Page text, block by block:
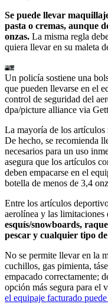
Se puede llevar
pasta o cremas, aunque
onzas. La misma regla
quiera llevar en su maleta
Un policía sostiene una
que pueden llevarse en el
control de seguridad del
dpa/picture alliance via
La mayoría de los artículos
De hecho, se recomienda
necesarios para un uso
asegura que los artículos
deben empacarse en el
botella de menos de 3,4
Entre los artículos
aerolínea y las limitaciones
esquís/snowboards,
pescar y cualquier tipo
No se permite llevar en la
cuchillos, gas pimienta,
empacado correctamente;
opción más segura para el
el equipaje facturado